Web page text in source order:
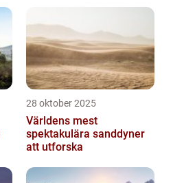
28 oktober 2025
Världens mest
spektakulära sanddyner
att utforska